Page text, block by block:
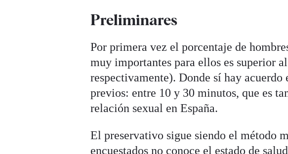
Preliminares
Por primera vez el porcentaje de
muy importantes para ellos es superior
respectivamente). Donde sí hay
previos: entre 10 y 30 minutos, que es
relación sexual en España.
El preservativo sigue siendo el método
encuestados no conoce el estado de